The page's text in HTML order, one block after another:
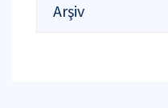
Arşiv